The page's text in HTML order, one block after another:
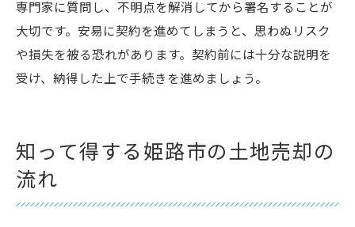
専門家に質問し、不明点を解消してから署名することが
大切です。安易に契約を進めてしまうと、思わぬリスク
や損失を被る恐れがあります。契約前には十分な説明を
受け、納得した上で手続きを進めましょう。
知って得する姫路市の土地売却の
流れ